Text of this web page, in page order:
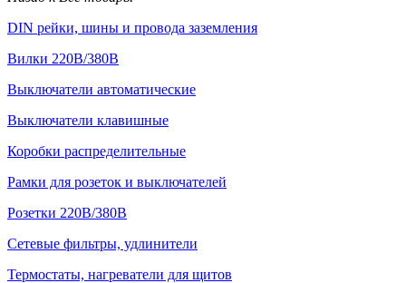
DIN рейки, шины и провода заземления
Вилки 220В/380В
Выключатели автоматические
Выключатели клавишные
Коробки распределительные
Рамки для розеток и выключателей
Розетки 220В/380В
Сетевые фильтры, удлинители
Термостаты, нагреватели для щитов